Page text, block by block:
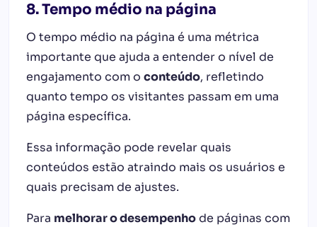
8. Tempo médio na página
O tempo médio na página é uma métrica
importante que ajuda a entender o nível de
engajamento com o conteúdo, refletindo
quanto tempo os visitantes passam em uma
página específica.
Essa informação pode revelar quais
conteúdos estão atraindo mais os usuários e
quais precisam de ajustes.
Para melhorar o desempenhode páginas com